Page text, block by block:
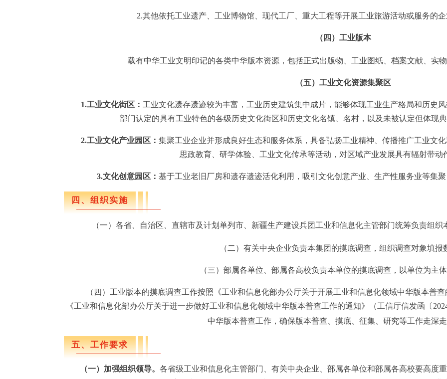
2.其他依托工业遗产、工业博物馆、现代工厂 重大工程等开展工业旅游活动或服务的
（四） 工业版本
载有中华工业文明印记的各类中华版本资源，包括正式出版物、工业图纸、档案文献、实
（五）工业文化资源集聚区
1.工业文化街区： 工业文化遗存遗迹较为丰富，工业历史建筑集中成片，能够体现工业生产格局和历史
部门认定的具有工业特色的各级历史文化街区和历史文化名镇、名村，以及未被认定但体现
2.工业文化产业园区 ： 集聚工业企业并形成良好生态和服务体系，具备弘扬工业精神、传播推广工业文
思政教育、研学体验、工业文化传承等活动，对区域产业发展具有辐射带动
3.文化创意园区 ： 基于工业老旧厂房和遗存遗迹活化利用，吸引文化创意产业、生产性服务业等集
四、组织实施
（一） 各省、自治区、直辖市及计划单列市、新疆生产建设兵团工业和信息化主管部门统筹负责组织
（二） 有关中央企业负责本集团 的摸底调查，组织调查对象填报
（三）部属各单位、部属各高校负责本单位的摸底调查，以单位为主
（四）工业版本的摸底调查工作按照 《工业和信息化部办公厅关于开展工业和信息化领域中华版本普查
《工业和信息化部办公厅关于进一步做好工业和信息化领域中华版本普查工作的通知》（工信厅信发函〔
中华版本普查工作，确保版本普查、摸底、征集、研究等工作走深
五、工作要求
（一）加强组织领导。 各省级工业和信息化主管部门、有关中央企业 、部属各单位和部属各高校要高度